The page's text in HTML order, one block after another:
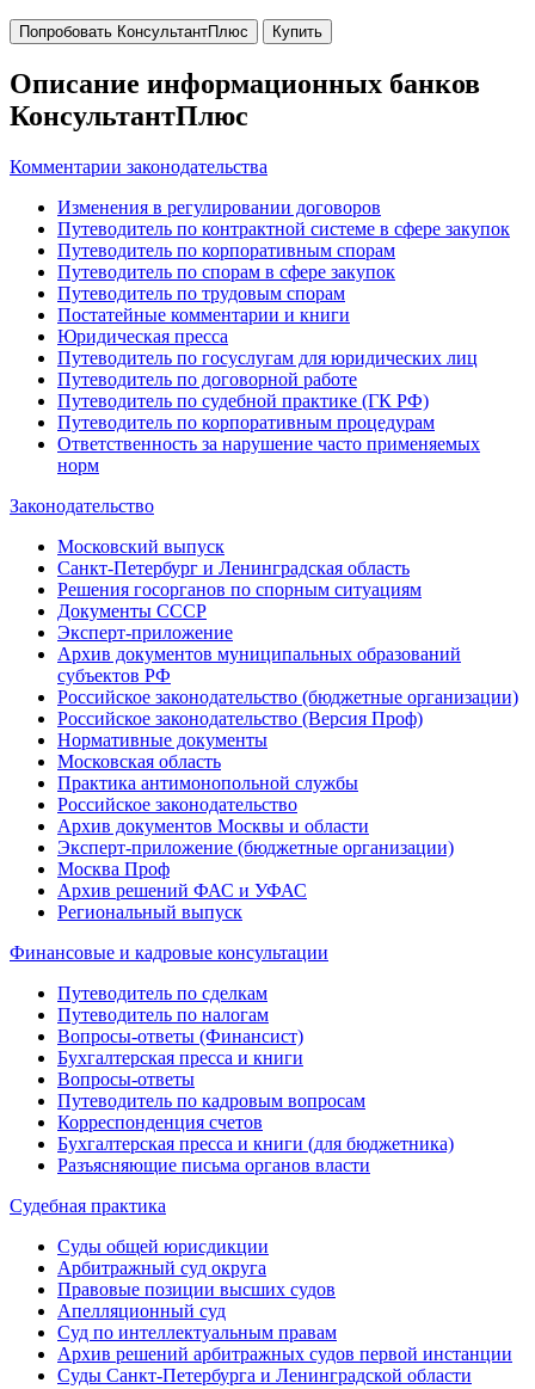
Попробовать КонсультантПлюс Купить
Описание информационных банков
КонсультантПлюс
Комментарии законодательства
Изменения в регулировании договоров
Путеводитель по контрактной системе в сфере закупок
Путеводитель по корпоративным спорам
Путеводитель по спорам в сфере закупок
Путеводитель по трудовым спорам
Постатейные комментарии и книги
Юридическая пресса
Путеводитель по госуслугам для юридических лиц
Путеводитель по договорной работе
Путеводитель по судебной практике (ГК РФ)
Путеводитель по корпоративным процедурам
Ответственность за нарушение часто применяемых
норм
Законодательство
Московский выпуск
Санкт-Петербург и Ленинградская область
Решения госорганов по спорным ситуациям
Документы СССР
Эксперт-приложение
Архив документов муниципальных образований
субъектов РФ
Российское законодательство (бюджетные организации)
Российское законодательство (Версия Проф)
Нормативные документы
Московская область
Практика антимонопольной службы
Российское законодательство
Архив документов Москвы и области
Эксперт-приложение (бюджетные организации)
Москва Проф
Архив решений ФАС и УФАС
Региональный выпуск
Финансовые и кадровые консультации
Путеводитель по сделкам
Путеводитель по налогам
Вопросы-ответы (Финансист)
Бухгалтерская пресса и книги
Вопросы-ответы
Путеводитель по кадровым вопросам
Корреспонденция счетов
Бухгалтерская пресса и книги (для бюджетника)
Разъясняющие письма органов власти
Судебная практика
Суды общей юрисдикции
Арбитражный суд округа
Правовые позиции высших судов
Апелляционный суд
Суд по интеллектуальным правам
Архив решений арбитражных судов первой инстанции
Суды Санкт-Петербурга и Ленинградской области